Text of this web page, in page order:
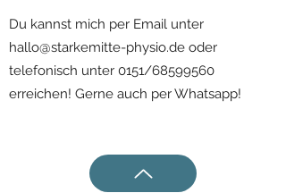
Du kannst mich per Email unter
hallo@starkemitte-physio.de oder
telefonisch unter 0151/68599560
erreichen! Gerne auch per Whatsapp!